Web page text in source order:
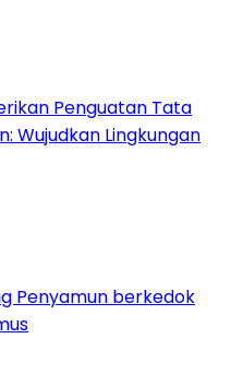
Penguatan Tata
Wujudkan Lingkungan
Penyamun berkedok